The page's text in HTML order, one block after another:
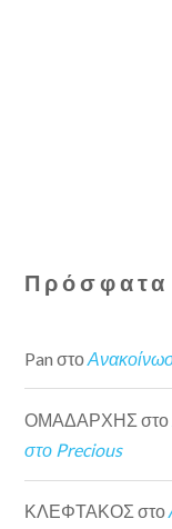
Πρόσφατα
Pan στο
ΟΜΑΔΑΡΧΗΣ στο
στο Precious
ΚΛΕΦΤΑΚΟΣ στο